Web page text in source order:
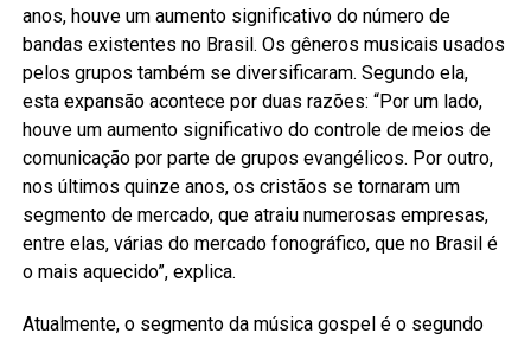
anos, houve um aumento significativo do número de
bandas existentes no Brasil. Os gêneros musicais usados
pelos grupos também se diversificaram. Segundo ela,
esta expansão acontece por duas razões: “Por um lado,
houve um aumento significativo do controle de meios de
comunicação por parte de grupos evangélicos. Por outro,
nos últimos quinze anos, os cristãos se tornaram um
segmento de mercado, que atraiu numerosas empresas,
entre elas, várias do mercado fonográfico, que no Brasil é
o mais aquecido”, explica.
Atualmente, o segmento da música gospel é o segundo